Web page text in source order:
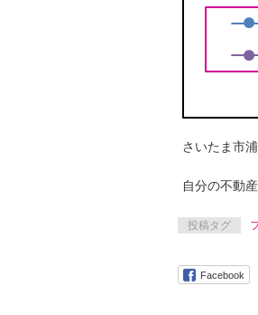
さいたま市
自分の不
投稿タグ
Facebook